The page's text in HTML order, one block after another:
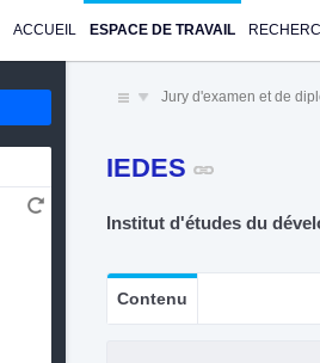
ACCUEIL ESPACE DE TRAVAIL
Jury d'examen et de
IEDES
Institut d'études du
Contenu